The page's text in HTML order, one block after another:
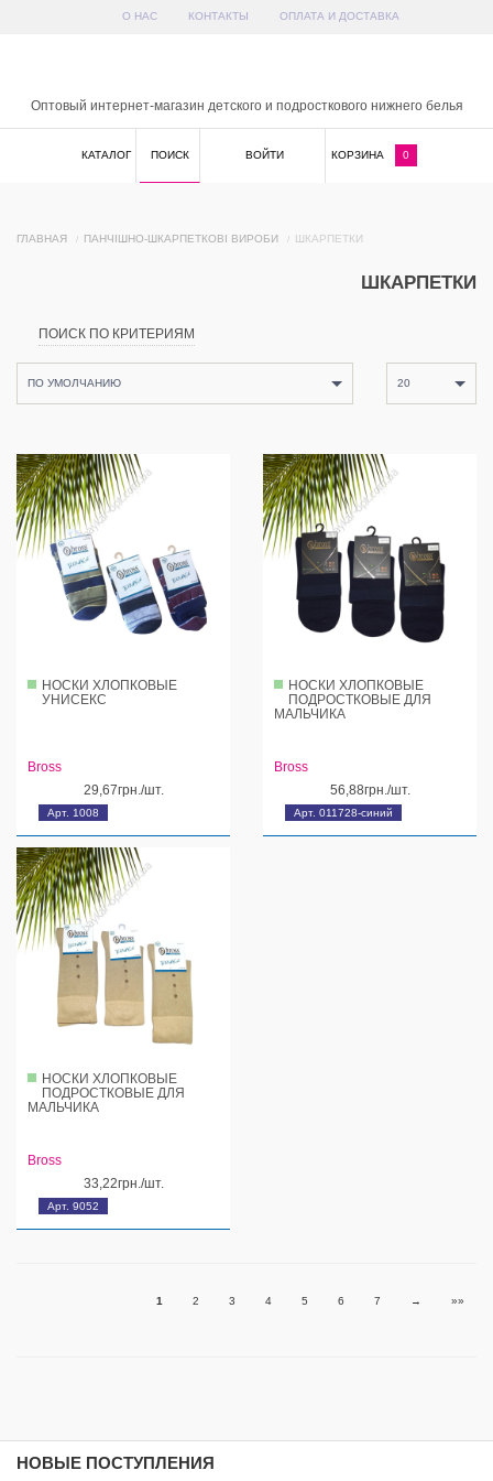
О НАС КОНТАКТЫ ОПЛАТА И ДОСТАВКА
x
Оптовый интернет-магазин детского и подросткового нижнего белья
КАТАЛОГ ПОИСК ВОЙТИ КОРЗИНА 0
ГЛАВНАЯ ПАНЧІШНО-ШКАРПЕТКОВІ ВИРОБИ ШКАРПЕТКИ
ШКАРПЕТКИ
ПОИСК ПО КРИТЕРИЯМ
ПО УМОЛЧАНИЮ 20
Арт. 1008
НОСКИ ХЛОПКОВЫЕ
УНИСЕКС
Bross
29,67грн./шт.
Арт. 011728-синий
НОСКИ ХЛОПКОВЫЕ
ПОДРОСТКОВЫЕ ДЛЯ
МАЛЬЧИКА
Bross
56,88грн./шт.
Арт. 9052
НОСКИ ХЛОПКОВЫЕ
ПОДРОСТКОВЫЕ ДЛЯ
МАЛЬЧИКА
Bross
33,22грн./шт.
1 2 3 4 5 6 7 → »»
НОВЫЕ ПОСТУПЛЕНИЯ